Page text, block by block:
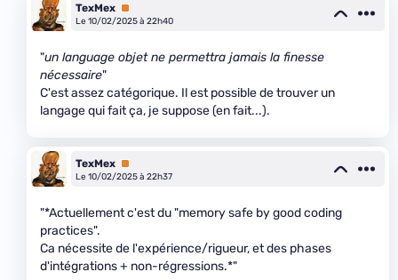
TexMex Premium
Le 10/02/2025 à 22h40
"un language objet ne permettra jamais la finesse
nécessaire"
C'est assez catégorique. Il est possible de trouver un
langage qui fait ça, je suppose (en fait...).
TexMex Premium
Le 10/02/2025 à 22h37
"*Actuellement c'est du "memory safe by good coding
practices".
Ca nécessite de l'expérience/rigueur, et des phases
d'intégrations + non-régressions.*"